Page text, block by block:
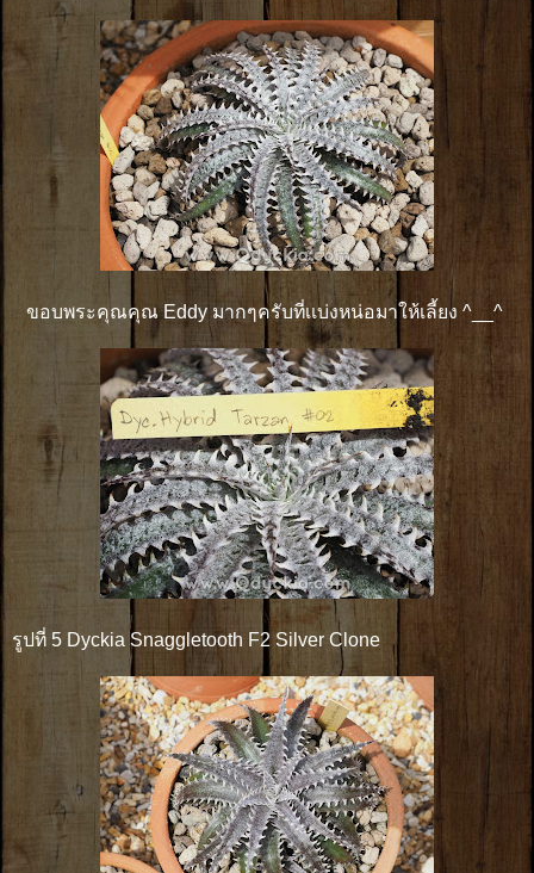
ขอบพระคุณคุณ Eddy มากๆครับที่เเบ่งหน่อมาให้เลี้ยง ^__^
รูปที่ 5 Dyckia Snaggletooth F2 Silver Clone